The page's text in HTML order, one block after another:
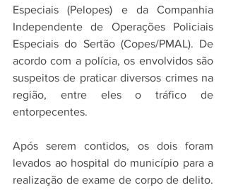
Especiais (Pelopes) e da Companhia
Independente de Operações Policiais
Especiais do Sertão (Copes/PMAL). De
acordo com a polícia, os envolvidos são
suspeitos de praticar diversos crimes na
região, entre eles o tráfico de
entorpecentes.
Após serem contidos, os dois foram
levados ao hospital do município para a
realização de exame de corpo de delito.